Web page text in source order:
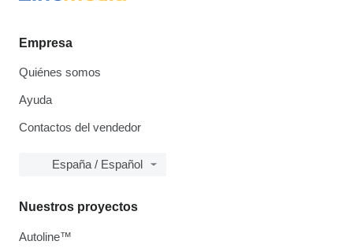
Empresa
Quiénes somos
Ayuda
Contactos del vendedor
España / Español
Nuestros proyectos
Autoline™